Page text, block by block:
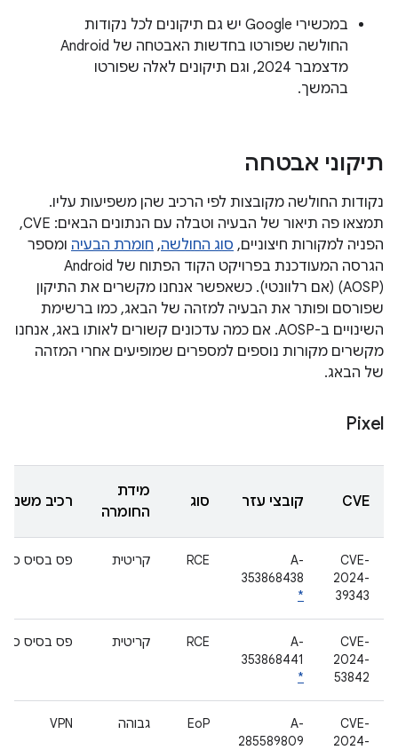
במכשירי Google יש גם תיקונים לכל נקודות
החולשה שפורטו בחדשות האבטחה של Android
מדצמבר 2024, וגם תיקונים לאלה שפורטו
בהמשך.
תיקוני אבטחה
נקודות החולשה מקובצות לפי הרכיב שהן משפיעות עליו.
תמצאו פה תיאור של הבעיה וטבלה עם הנתונים הבאים: CVE,
הפניה למקורות חיצוניים, סוג החולשה, חומרת הבעיה ומספר
(AOSP) (אם רלוונטי). כשאפשר אנחנו מקשרים את התיקון
שפורסם ופותר את הבעיה למזהה של הבאג, כמו ברשימת
השינויים ב-AOSP. אם כמה עדכונים קשורים לאותו באג, אנחנו
מקשרים מקורות נוספים למספרים שמופיעים אחרי המזהה
של הבאג.
Pixel
CVE קובצי עזר סוג
מידת
החומרה
רכיב משנה
CVE-
2024-
39343
A-
353868438
*
RCE קריטית פס בסיס
CVE-
2024-
53842
A-
353868441
*
RCE קריטית פס בסיס
CVE-
2024-
A-
285589809
EoP גבוהה VPN